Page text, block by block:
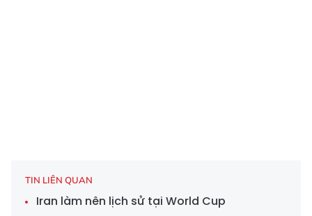
TIN LIÊN QUAN
Iran làm nên lịch sử tại World Cup